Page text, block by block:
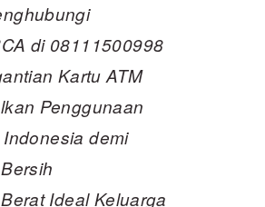
di 08111500998
Kartu ATM
Penggunaan
demi
Ideal Keluarga